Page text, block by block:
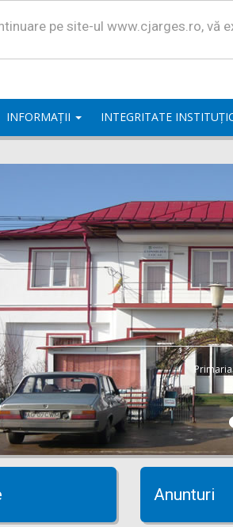
pe site-ul www.cjarges.ro, vă
INFORMAȚII INTEGRITATE
Anunturi